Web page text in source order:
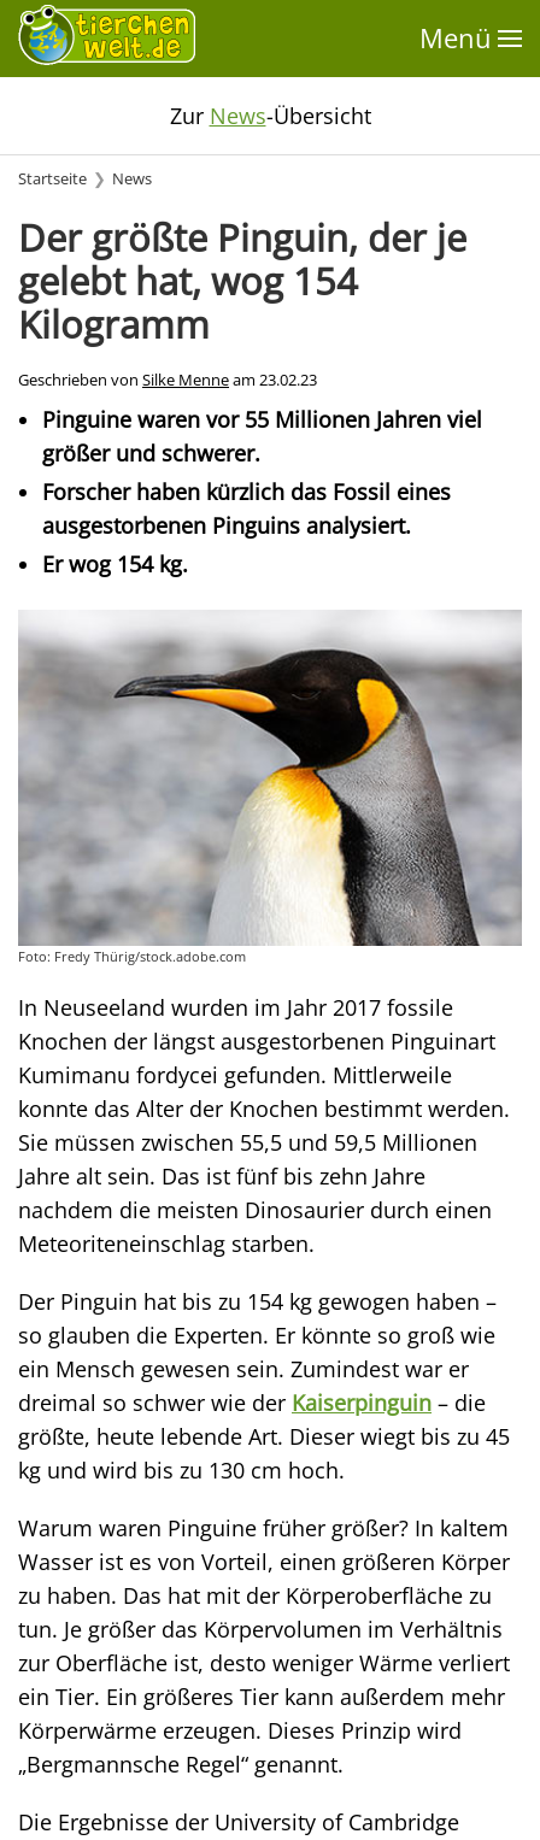
Menü
Zur News-Übersicht
Startseite News
Der größte Pinguin, der je
gelebt hat, wog 154
Kilogramm
Geschrieben von Silke Menneam 23.02.23
Pinguine waren vor 55 Millionen Jahren viel
größer und schwerer.
Forscher haben kürzlich das Fossil eines
ausgestorbenen Pinguins analysiert.
Er wog 154 kg.
Foto: Fredy Thürig/stock.adobe.com
In Neuseeland wurden im Jahr 2017 fossile
Knochen der längst ausgestorbenen Pinguinart
Kumimanu fordycei gefunden. Mittlerweile
konnte das Alter der Knochen bestimmt werden.
Sie müssen zwischen 55,5 und 59,5 Millionen
Jahre alt sein. Das ist fünf bis zehn Jahre
nachdem die meisten Dinosaurier durch einen
Meteoriteneinschlag starben.
Der Pinguin hat bis zu 154 kg gewogen haben –
so glauben die Experten. Er könnte so groß wie
ein Mensch gewesen sein. Zumindest war er
dreimal so schwer wie der Kaiserpinguin – die
größte, heute lebende Art. Dieser wiegt bis zu 45
kg und wird bis zu 130 cm hoch.
Warum waren Pinguine früher größer? In kaltem
Wasser ist es von Vorteil, einen größeren Körper
zu haben. Das hat mit der Körperoberfläche zu
tun. Je größer das Körpervolumen im Verhältnis
zur Oberfläche ist, desto weniger Wärme verliert
ein Tier. Ein größeres Tier kann außerdem mehr
Körperwärme erzeugen. Dieses Prinzip wird
„Bergmannsche Regel“ genannt.
Die Ergebnisse der University of Cambridge